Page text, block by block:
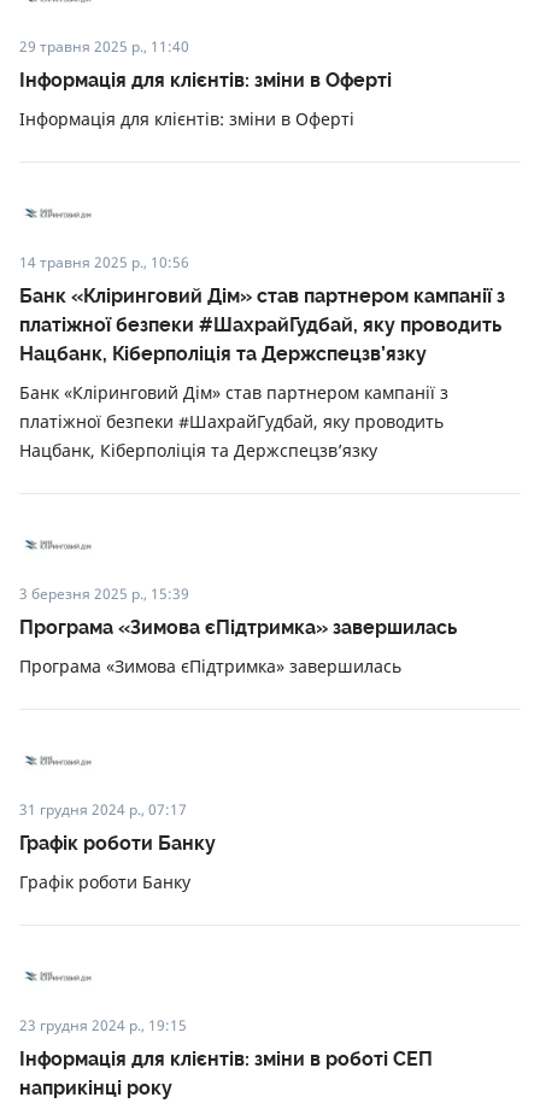
29 травня 2025 р., 11:40
Інформація для клієнтів: зміни в Оферті
Інформація для клієнтів: зміни в Оферті
14 травня 2025 р., 10:56
Банк «Кліринговий Дім» став партнером кампанії з
платіжної безпеки #ШахрайГудбай, яку проводить
Нацбанк, Кіберполіція та Держспецзв’язку
Банк «Кліринговий Дім» став партнером кампанії з
платіжної безпеки #ШахрайГудбай, яку проводить
Нацбанк, Кіберполіція та Держспецзв’язку
3 березня 2025 р., 15:39
Програма «Зимова єПідтримка» завершилась
Програма «Зимова єПідтримка» завершилась
31 грудня 2024 р., 07:17
Графік роботи Банку
Графік роботи Банку
23 грудня 2024 р., 19:15
Інформація для клієнтів: зміни в роботі СЕП
наприкінці року